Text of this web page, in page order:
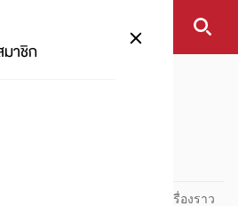
มาชิก
ปรโมชัน อัปเดตและติดตามทุกเรื่องราว